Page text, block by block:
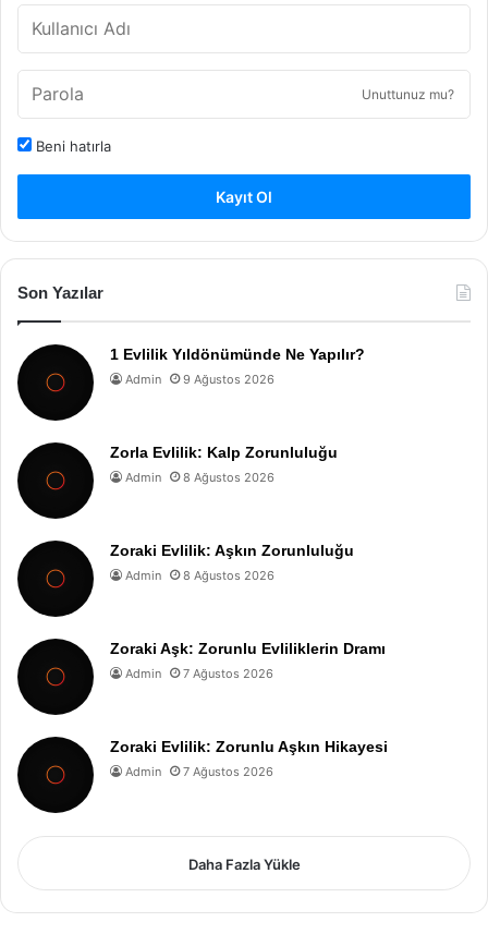
Unuttunuz mu?
Beni hatırla
Kayıt Ol
Son Yazılar
1 Evlilik Yıldönümünde Ne Yapılır?
Admin 9 Ağustos 2026
Zorla Evlilik: Kalp Zorunluluğu
Admin 8 Ağustos 2026
Zoraki Evlilik: Aşkın Zorunluluğu
Admin 8 Ağustos 2026
Zoraki Aşk: Zorunlu Evliliklerin Dramı
Admin 7 Ağustos 2026
Zoraki Evlilik: Zorunlu Aşkın Hikayesi
Admin 7 Ağustos 2026
Daha Fazla Yükle